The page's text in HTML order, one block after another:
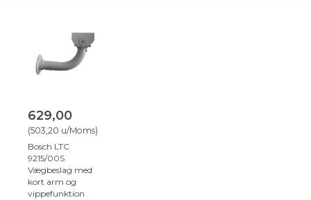
629,00
(503,20 u/Moms)
Bosch LTC
9215/00S
Vægbeslag med
kort arm og
vippefunktion